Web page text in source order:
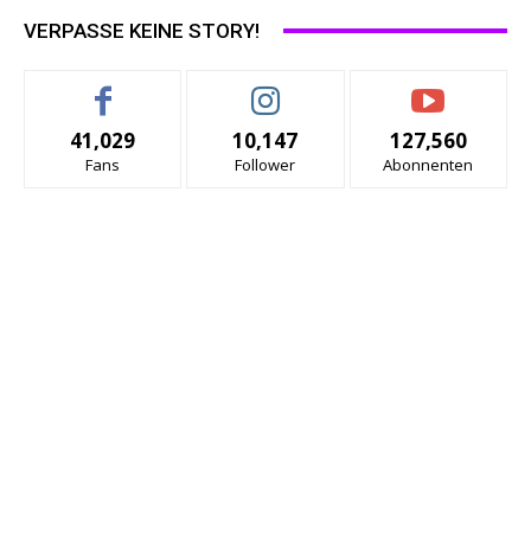
VERPASSE KEINE STORY!
41,029
Fans
10,147
Follower
127,560
Abonnenten